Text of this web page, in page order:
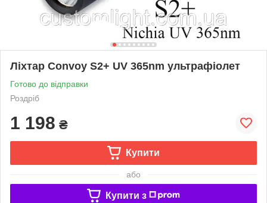
Ліхтар Convoy S2+ UV 365nm ультрафіолет
Готово до відправки
Роздріб
1 198 ₴
Купити
або
Купити з